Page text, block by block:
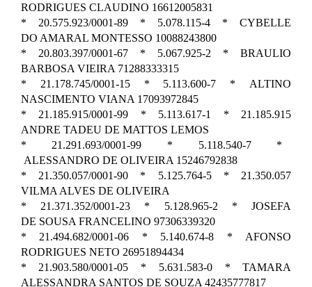
RODRIGUES CLAUDINO 16612005831
* 20.575.923/0001-89 * 5.078.115-4 * CYBELLE
DO AMARAL MONTESSO 10088243800
* 20.803.397/0001-67 * 5.067.925-2 * BRAULIO
BARBOSA VIEIRA 71288333315
* 21.178.745/0001-15 * 5.113.600-7 * ALTINO
NASCIMENTO VIANA 17093972845
* 21.185.915/0001-99 * 5.113.617-1 * 21.185.915
ANDRE TADEU DE MATTOS LEMOS
* 21.291.693/0001-99 * 5.118.540-7 *
ALESSANDRO DE OLIVEIRA 15246792838
* 21.350.057/0001-90 * 5.125.764-5 * 21.350.057
VILMA ALVES DE OLIVEIRA
* 21.371.352/0001-23 * 5.128.965-2 * JOSEFA
DE SOUSA FRANCELINO 97306339320
* 21.494.682/0001-06 * 5.140.674-8 * AFONSO
RODRIGUES NETO 26951894434
* 21.903.580/0001-05 * 5.631.583-0 * TAMARA
ALESSANDRA SANTOS DE SOUZA 42435777817